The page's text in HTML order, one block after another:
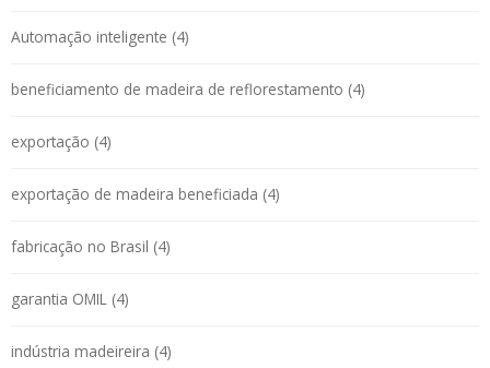
Automação inteligente (4)
beneficiamento de madeira de reflorestamento (4)
exportação (4)
exportação de madeira beneficiada (4)
fabricação no Brasil (4)
garantia OMIL (4)
indústria madeireira (4)